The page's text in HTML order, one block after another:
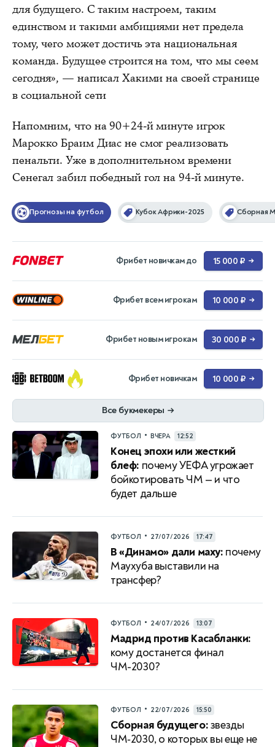
для будущего. С таким настроем, таким
единством и такими амбициями нет предела
тому, чего может достичь эта национальная
команда. Будущее строится на том, что мы сеем
сегодня», — написал Хакими на своей странице
в социальной сети
Напомним, что на 90+24-й минуте игрок
Марокко Браим Диас не смог реализовать
пенальти. Уже в дополнительном времени
Сенегал забил победный гол на 94-й минуте.
Прогнозы на футбол Кубок Африки-2025 Сборная
Фрибет новичкам до 15 000 ₽ →
Фрибет всем игрокам 10 000 ₽ →
Фрибет новым игрокам 30 000 ₽ →
Фрибет новичкам 10 000 ₽ →
Все букмекеры →
ФУТБОЛ • ВЧЕРА 12:52
Конец эпохи или жесткий
блеф: почему УЕФА угрожает
бойкотировать ЧМ — и что
будет дальше
ФУТБОЛ • 27/07/2026 17:47
В «Динамо» дали маху: почему
Маухуба выставили на
трансфер?
ФУТБОЛ • 24/07/2026 13:07
Мадрид против Касабланки:
кому достанется финал
ЧМ-2030?
ФУТБОЛ • 22/07/2026 15:50
Сборная будущего:звезды
ЧМ‑2030, о которых вы еще не